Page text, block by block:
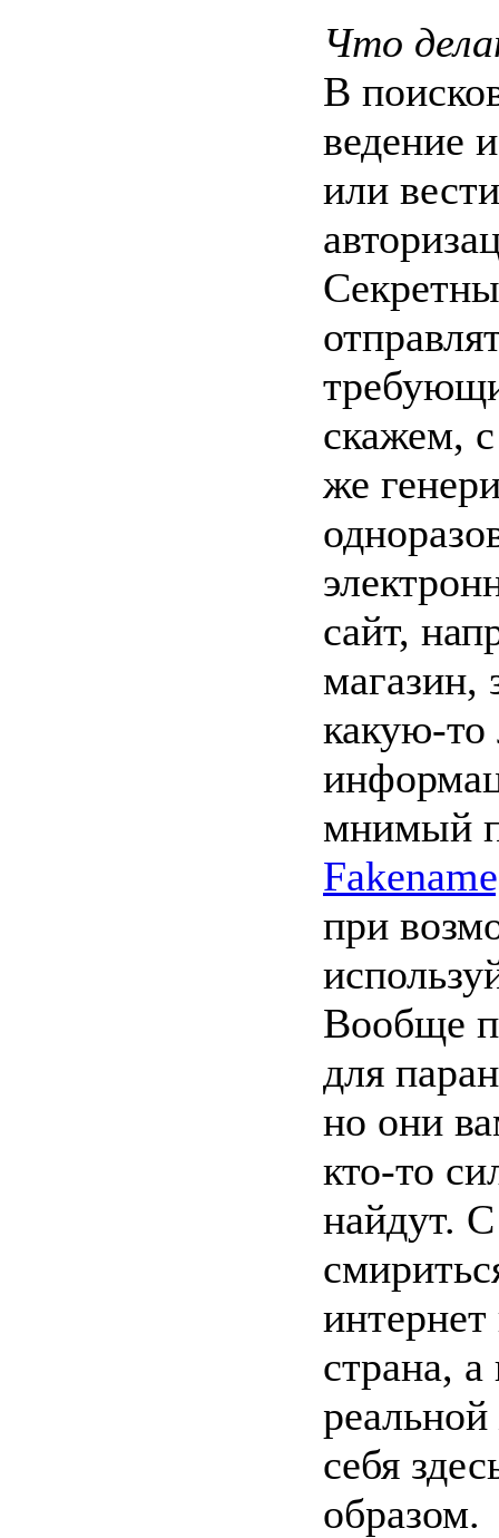
Что
В
ведение
или
скажем,
же
сайт,
магазин,
какую-
мнимый
при
Вообще
для
но они
кто-то
найдут.
страна,
себя
образом.